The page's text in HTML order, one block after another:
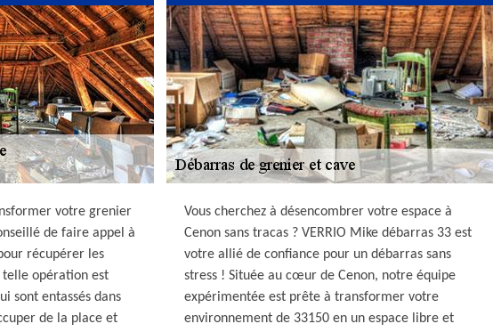
votre grenier
de faire appel à
récupérer les
telle opération est
sont entassés dans
de la place et
Vous cherchez à désencombrer votre espace à
Cenon sans tracas ? VERRIO Mike débarras 33 est
votre allié de confiance pour un débarras sans
stress ! Située au cœur de Cenon, notre équipe
expérimentée est prête à transformer votre
environnement de 33150 en un espace libre et